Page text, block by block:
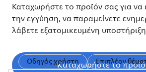
Καταχωρήστε το προϊόν σας για να
την εγγύηση, να παραμείνετε
λάβετε εξατομικευμένη
Καταχωρήστε το
Οδηγός χρήστη Επιπλέον